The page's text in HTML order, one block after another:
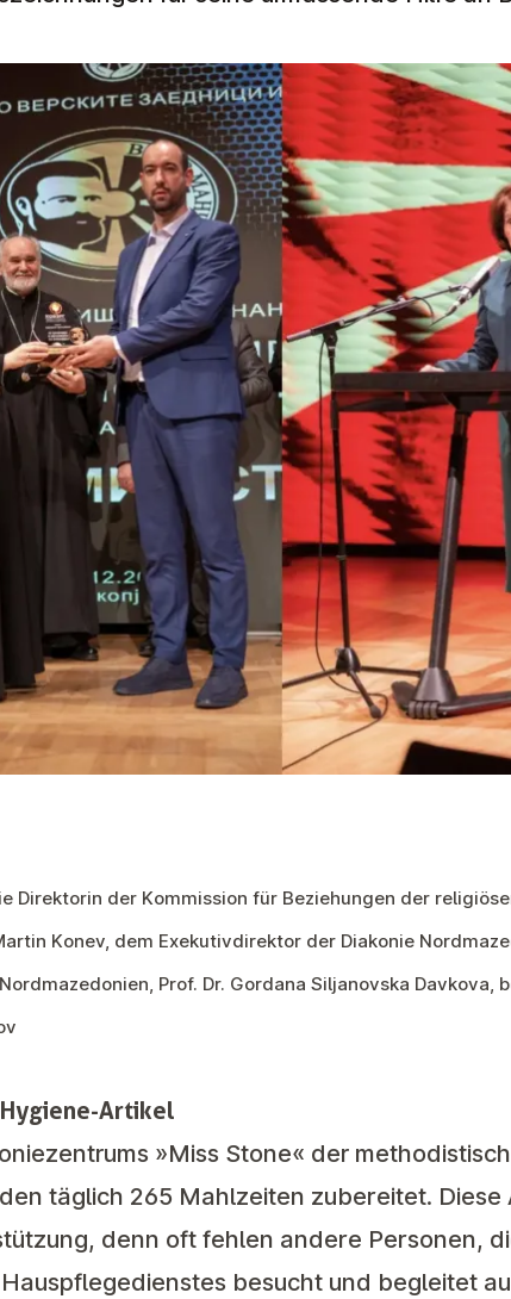
Direktorin der Kommission für Beziehungen der
Konev, dem Exekutivdirektor der Diakonie
Prof. Dr. Gordana Siljanovska Davkova,
Artikel
»Miss Stone« der
täglich 265 Mahlzeiten zubereitet. Diese
denn oft fehlen andere Personen,
besucht und begleitet